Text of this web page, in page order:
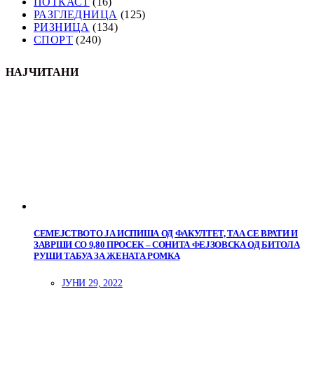
РАЗГЛЕДНИЦА (125)
РИЗНИЦА (134)
СПОРТ (240)
НАЈЧИТАНИ
СЕМЕЈСТВОТО ЈА ИСПИША ОД ФАКУЛТЕТ, ТАА СЕ ВРАТИ И
ЗАВРШИ СО 9,80 ПРОСЕК – СОНИТА ФЕЈЗОВСКА ОД БИТОЛА
РУШИ ТАБУА ЗА ЖЕНАТА РОМКА
ЈУНИ 29, 2022